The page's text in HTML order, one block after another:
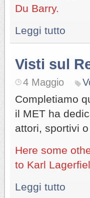
Du Barry.
Leggi tutto
Visti sul
4 Maggio
Completiamo
il MET ha
attori, sportivi
Here some
to Karl
Leggi tutto